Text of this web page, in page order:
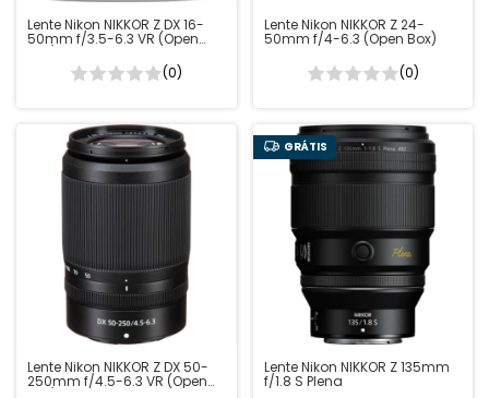
Lente Nikon NIKKOR Z DX 16-
50mm f/3.5-6.3 VR (Open
(0)
Lente Nikon NIKKOR Z 24-
50mm f/4-6.3 (Open Box)
(0)
Lente Nikon NIKKOR Z DX 50-
250mm f/4.5-6.3 VR (Open
GRÁTIS
Lente Nikon NIKKOR Z 135mm
f/1.8 S Plena